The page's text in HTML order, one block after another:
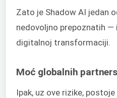
Zato je Shadow AI jedan
nedovoljno prepoznatih —
digitalnoj transformaciji.
Moć globalnih
Ipak, uz ove rizike,